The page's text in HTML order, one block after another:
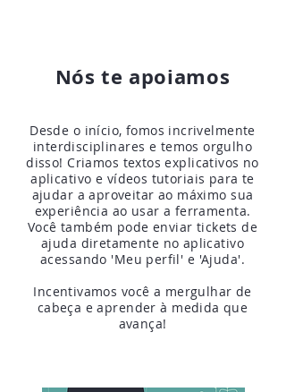
Nós te apoiamos
Desde o início, fomos incrivelmente
interdisciplinares e temos orgulho
disso! Criamos textos explicativos no
aplicativo e vídeos tutoriais para te
ajudar a aproveitar ao máximo sua
experiência ao usar a ferramenta.
Você também pode enviar tickets de
ajuda diretamente no aplicativo
acessando 'Meu perfil' e 'Ajuda'.
Incentivamos você a mergulhar de
cabeça e aprender à medida que
avança!